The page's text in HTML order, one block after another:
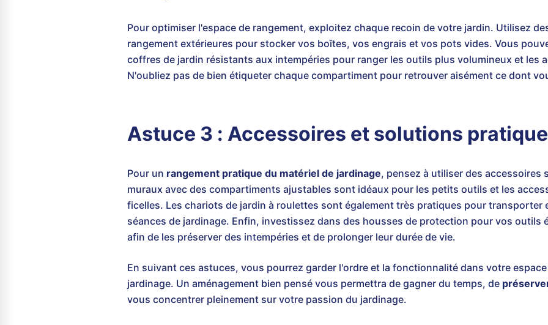
Pour optimiser l'espace de rangement, exploitez chaque recoin de votre jardin. Utilisez
rangement extérieures pour stocker vos boîtes, vos engrais et vos pots vides. Vous
coffres de jardin résistants aux intempéries pour ranger les outils plus volumineux et les
N'oubliez pas de bien étiqueter chaque compartiment pour retrouver aisément ce dont
Astuce 3 : Accessoires et solutions
Pour un rangement pratique du matériel de jardinage, pensez à utiliser des
muraux avec des compartiments ajustables sont idéaux pour les petits outils et les
ficelles. Les chariots de jardin à roulettes sont également très pratiques pour transporter
séances de jardinage. Enfin, investissez dans des housses de protection pour vos outils
afin de les préserver des intempéries et de prolonger leur durée de vie.
En suivant ces astuces, vous pourrez garder l'ordre et la fonctionnalité dans votre
jardinage. Un aménagement bien pensé vous permettra de gagner du temps, de
vous concentrer pleinement sur votre passion du jardinage.